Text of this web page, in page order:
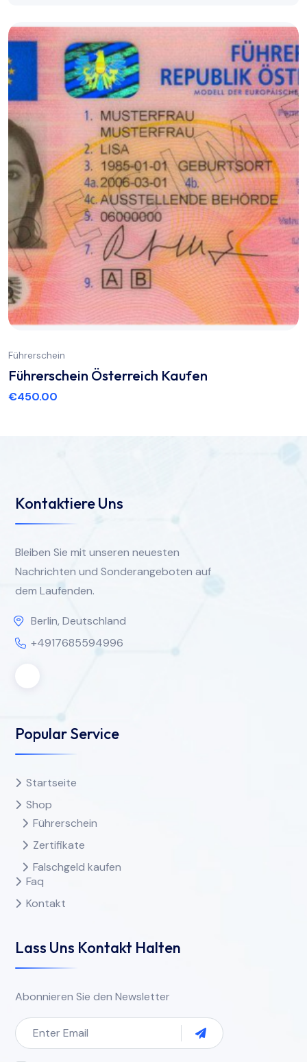
Führerschein
Führerschein Österreich Kaufen
€450.00
Kontaktiere Uns
Bleiben Sie mit unseren neuesten
Nachrichten und Sonderangeboten auf
dem Laufenden.
Berlin, Deutschland
+4917685594996
Popular Service
Startseite
Shop
Führerschein
Zertifikate
Falschgeld kaufen
Faq
Kontakt
Lass Uns Kontakt Halten
Abonnieren Sie den Newsletter